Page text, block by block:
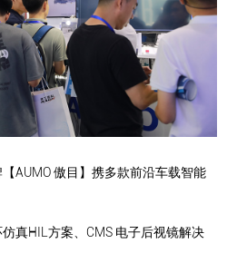
AUMO 傲目】携多款前沿车载智能
真HIL方案、CMS 电子后视镜解决